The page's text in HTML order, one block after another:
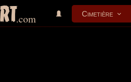
.com Cimetière